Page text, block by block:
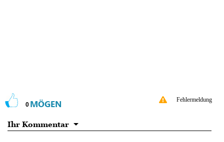
0 MÖGEN Fehlermeldung
Ihr Kommentar